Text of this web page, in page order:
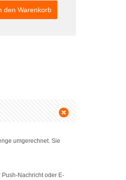
den Warenkorb
umgerechnet. Sie
Nachricht oder E-